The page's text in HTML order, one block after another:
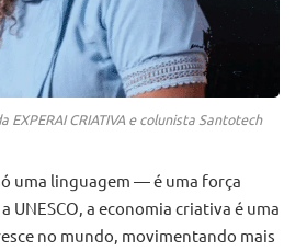
EXPERAI CRIATIVA e colunista Santotech
uma linguagem — é uma força
UNESCO, a economia criativa é uma
no mundo, movimentando mais